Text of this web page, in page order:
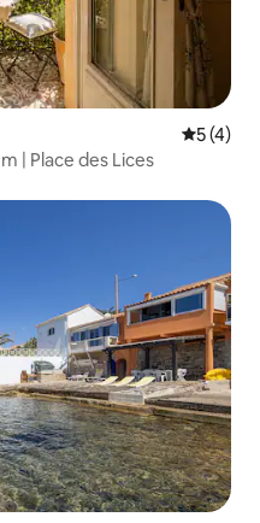
Średnia
5 (4)
| Place des Lices